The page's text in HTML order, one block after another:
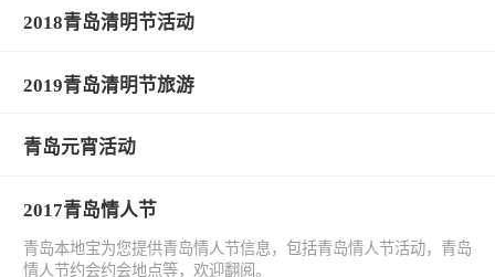
2018青岛清明节活动
2019青岛清明节旅游
青岛元宵活动
2017青岛情人节
青岛本地宝为您提供青岛情人节信息，包括青岛情人节活动，青岛
情人节约会约会地点等，欢迎翻阅。